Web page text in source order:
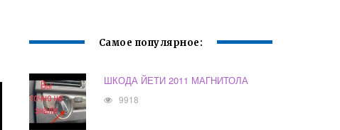
Самое популярное:
ШКОДА ЙЕТИ 2011 МАГНИТОЛА
9918